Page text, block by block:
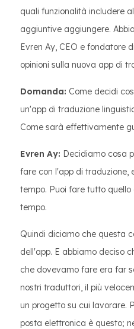
quali funzionalità includere
aggiuntive aggiungere.
Evren Ay, CEO e fondatore
opinioni sulla nuova app di
Domanda: Come decidi
un'app di traduzione
Come sarà effettivamente
Evren Ay: Decidiamo cosa
fare con l'app di traduzione,
tempo. Puoi fare tutto
tempo.
Quindi diciamo che questa
dell'app. E abbiamo deciso
che dovevamo fare era far
nostri traduttori, il più
un progetto su cui lavorare.
posta elettronica è questo;